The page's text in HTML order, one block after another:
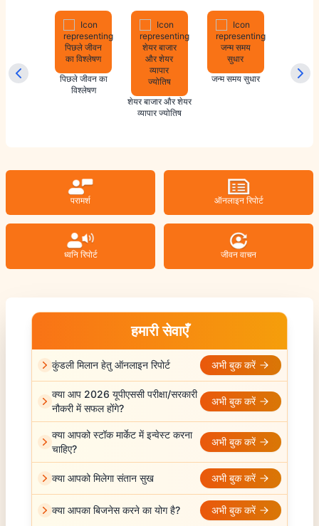
वास्तु
पिछले जीवन का
विश्लेषण
शेयर बाजार और शेयर
व्यापार ज्योतिष
जन्म समय सुधार विवाह
परामर्श ऑनलाइन रिपोर्ट
ध्वनि रिपोर्ट जीवन वाचन
हमारी सेवाएँ
कुंडली मिलान हेतु ऑनलाइन रिपोर्ट अभी बुक करें
क्या आप 2026 यूपीएससी परीक्षा/सरकारी
नौकरी में सफल होंगे?
अभी बुक करें
क्या आपको स्टॉक मार्केट में इन्वेस्ट करना
चाहिए?
अभी बुक करें
क्या आपको मिलेगा संतान सुख अभी बुक करें
क्या आपका बिजनेस करने का योग है? अभी बुक करें